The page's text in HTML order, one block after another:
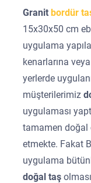
Granitbordür
15x30x50 cm
uygulama
kenarlarına
yerlerde
müşterilerimiz
uygulaması
tamamen doğal
etmekte. Fakat
uygulama
doğal taş